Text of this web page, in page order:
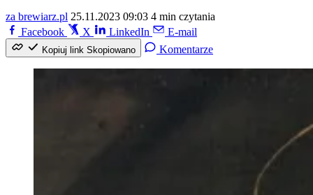
za brewiarz.pl 25.11.2023 09:03 4 min czytania
Facebook
X LinkedIn E-mail
Kopiuj link Skopiowano Komentarze